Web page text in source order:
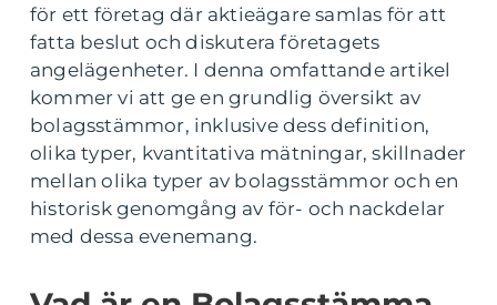
för ett företag där aktieägare samlas för att
fatta beslut och diskutera företagets
angelägenheter. I denna omfattande artikel
kommer vi att ge en grundlig översikt av
bolagsstämmor, inklusive dess definition,
olika typer, kvantitativa mätningar, skillnader
mellan olika typer av bolagsstämmor och en
historisk genomgång av för- och nackdelar
med dessa evenemang.